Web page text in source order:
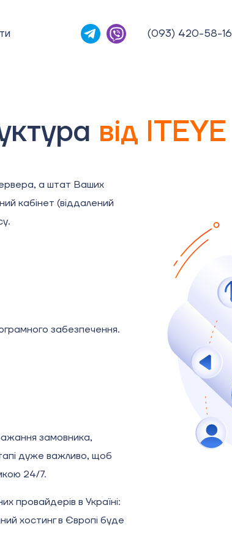
(093) 420-58-16
від ITEYE
а штат Ваших
кабінет (віддалений
забезпечення.
замовника,
дуже важливо, щоб
24/7.
провайдерів в Україні:
хостинг в Європі буде